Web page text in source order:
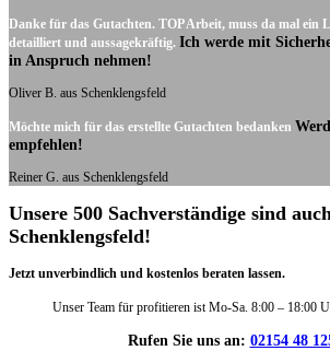
Danke für das Gutachten. TOP Arbeit, muss da mal ein
detailliert und aussagekräftig. Ich werde mit
in Anspruch nehmen!
Oliver B. aus Schenklengsfeld
Möchte mich für das erstellte Gutachten bedanken
empfehlen!
Reiner G. aus Schenklengsfeld
Unsere 500 Sachverständige sind
Schenklengsfeld!
Jetzt unverbindlich und kostenlos beraten lassen.
Unser Team für profitieren ist Mo-Sa. 8:00 – 18:00
Rufen Sie uns an: 02154 48